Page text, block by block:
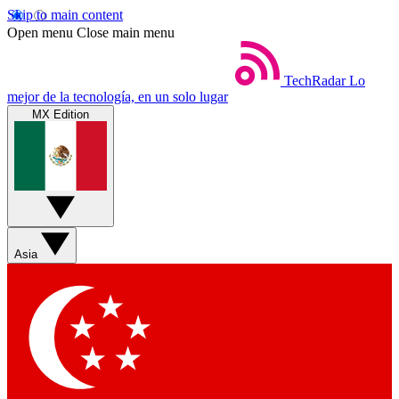
Skip to main content
Open menu Close main menu
TechRadar Lo
mejor de la tecnología, en un solo lugar
MX Edition
Asia